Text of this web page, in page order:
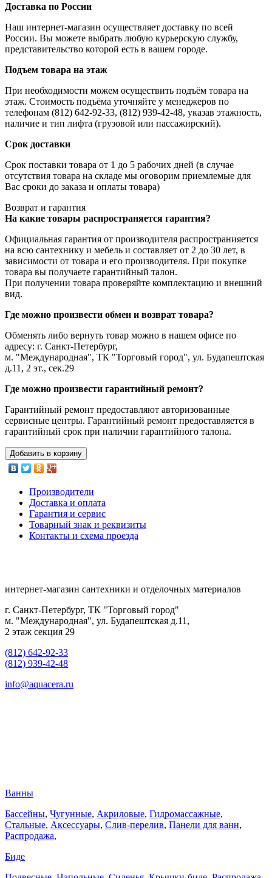
Доставка по России
Наш интернет-магазин осуществляет доставку по всей
России. Вы можете выбрать любую курьерскую службу,
представительство которой есть в вашем городе.
Подъем товара на этаж
При необходимости можем осуществить подъём товара на
этаж. Стоимость подъёма уточняйте у менеджеров по
телефонам (812) 642-92-33, (812) 939-42-48, указав этажность,
наличие и тип лифта (грузовой или пассажирский).
Срок доставки
Срок поставки товара от 1 до 5 рабочих дней (в случае
отсутствия товара на складе мы оговорим приемлемые для
Вас сроки до заказа и оплаты товара)
Возврат и гарантия
На какие товары распространяется гарантия?
Официальная гарантия от производителя распространияется
на всю сантехнику и мебель и составляет от 2 до 30 лет, в
зависимости от товара и его производителя. При покупке
товара вы получаете гарантийный талон.
При получении товара проверяйте комплектацию и внешний
вид.
Где можно произвести обмен и возврат товара?
Обменять либо вернуть товар можно в нашем офисе по
адресу: г. Санкт-Петербург,
м. "Международная", ТК "Торговый город", ул. Будапештская
д.11, 2 эт., сек.29
Где можно произвести гарантийный ремонт?
Гарантийный ремонт предоставляют авторизованные
сервисные центры. Гарантийный ремонт предоставляется в
гарантийный срок при наличии гарантийного талона.
Добавить в корзину
Производители
Доставка и оплата
Гарантия и сервис
Товарный знак и реквизиты
Контакты и схема проезда
интернет-магазин сантехники и отделочных материалов
г. Санкт-Петербург, ТК "Торговый город"
м. "Международная", ул. Будапештская д.11,
2 этаж секция 29
(812) 642-92-33
(812) 939-42-48
info@aquacera.ru
Ванны
Бассейны, Чугунные, Акриловые, Гидромассажные,
Стальные, Аксессуары, Слив-перелив, Панели для ванн,
Распродажа,
Биде